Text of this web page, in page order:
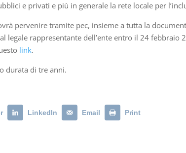
e privati e più in generale la rete locale per
pervenire tramite pec, insieme a tutta la
legale rappresentante dell’ente entro il 24 febbraio
link.
durata di tre anni.
LinkedIn Email Print